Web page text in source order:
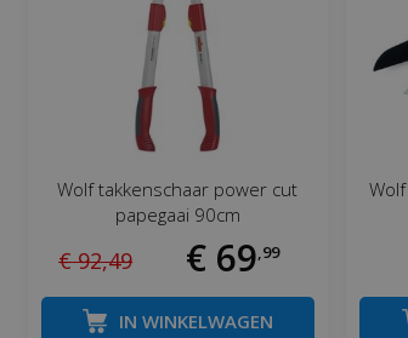
Wolf takkenschaar power cut
papegaai 90cm
€ 92,49 € 69,99
IN WINKELWAGEN